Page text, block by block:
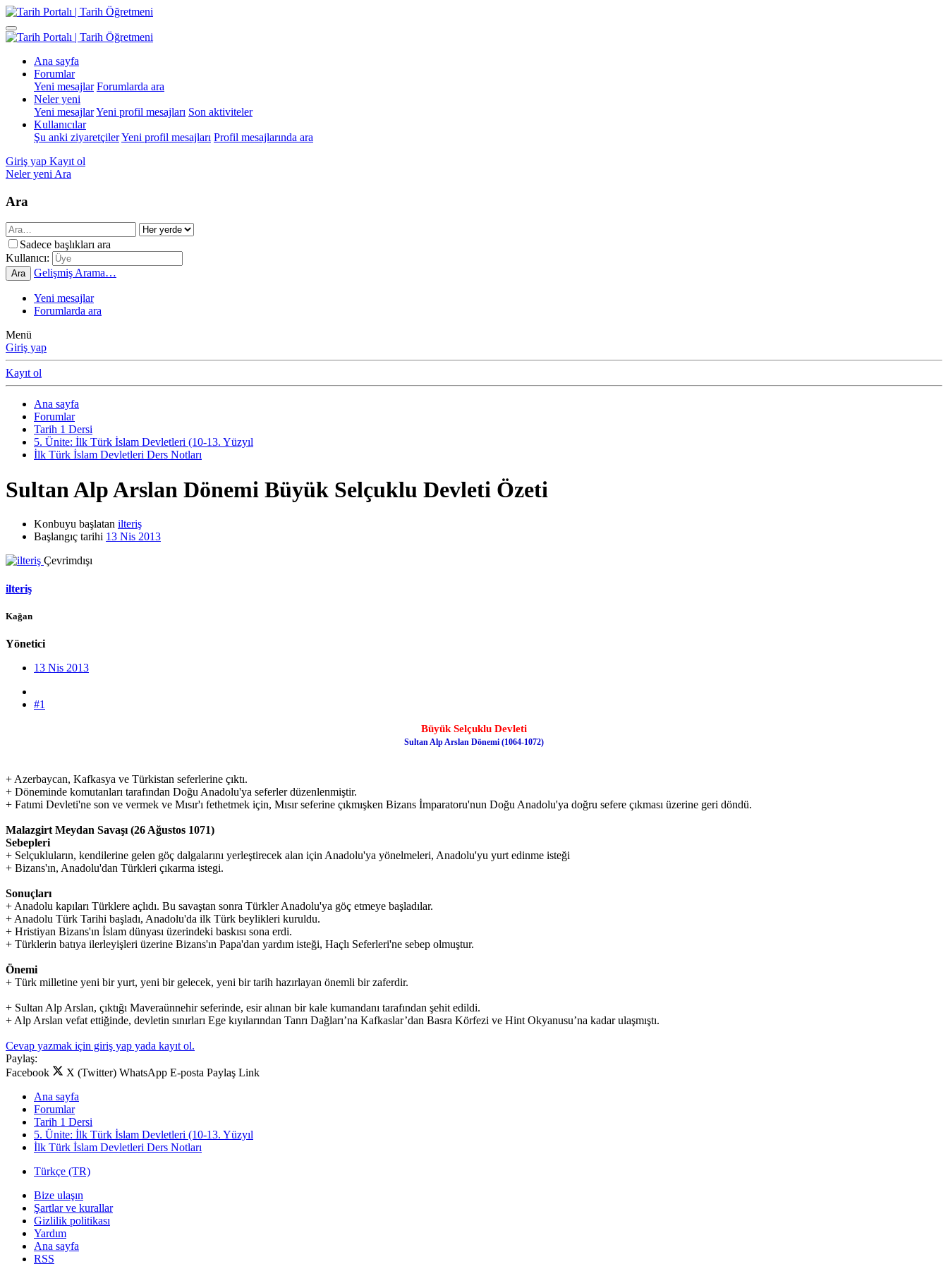
Ana sayfa
Forumlar
Yeni mesajlar Forumlarda ara
Neler yeni
Yeni mesajlarYeni profil mesajları Son aktiviteler
Kullanıcılar
Şu anki ziyaretçilerYeni profil mesajları Profil mesajlarında ara
Giriş yap Kayıt ol
Neler yeni Ara
Ara
Sadece başlıkları ara
Kullanıcı:
Ara Gelişmiş Arama…
Yeni mesajlar
Forumlarda ara
Menü
Giriş yap
Kayıt ol
Ana sayfa
Forumlar
Tarih 1 Dersi
5. Ünite: İlk Türk İslam Devletleri (10-13. Yüzyıl
İlk Türk İslam Devletleri Ders Notları
Sultan Alp Arslan Dönemi Büyük Selçuklu Devleti Özeti
Konbuyu başlatan ilteriş
Başlangıç tarihi 13 Nis 2013
Çevrimdışı
ilteriş
Kağan
Yönetici
13 Nis 2013
#1
Büyük Selçuklu Devleti
Sultan Alp Arslan Dönemi (1064-1072)
+ Azerbaycan, Kafkasya ve Türkistan seferlerine çıktı.
+ Döneminde komutanları tarafından Doğu Anadolu'ya seferler düzenlenmiştir.
+ Fatımi Devleti'ne son ve vermek ve Mısır'ı fethetmek için, Mısır seferine çıkmışken Bizans İmparatoru'nun Doğu Anadolu'ya doğru sefere çıkması üzerine geri döndü.
Malazgirt Meydan Savaşı (26 Ağustos 1071)
Sebepleri
+ Selçukluların, kendilerine gelen göç dalgalarını yerleştirecek alan için Anadolu'ya yönelmeleri, Anadolu'yu yurt edinme isteği
+ Bizans'ın, Anadolu'dan Türkleri çıkarma istegi.
Sonuçları
+ Anadolu kapıları Türklere açlıdı. Bu savaştan sonra Türkler Anadolu'ya göç etmeye başladılar.
+ Anadolu Türk Tarihi başladı, Anadolu'da ilk Türk beylikleri kuruldu.
+ Hristiyan Bizans'ın İslam dünyası üzerindeki baskısı sona erdi.
+ Türklerin batıya ilerleyişleri üzerine Bizans'ın Papa'dan yardım isteği, Haçlı Seferleri'ne sebep olmuştur.
Önemi
+ Türk milletine yeni bir yurt, yeni bir gelecek, yeni bir tarih hazırlayan önemli bir zaferdir.
+ Sultan Alp Arslan, çıktığı Maveraünnehir seferinde, esir alınan bir kale kumandanı tarafından şehit edildi.
+ Alp Arslan vefat ettiğinde, devletin sınırları Ege kıyılarından Tanrı Dağları’na Kafkaslar’dan Basra Körfezi ve Hint Okyanusu’na kadar ulaşmıştı.
Cevap yazmak için giriş yap yada kayıt ol.
Paylaş:
Facebook
X (Twitter) WhatsApp E-posta Paylaş Link
Ana sayfa
Forumlar
Tarih 1 Dersi
5. Ünite: İlk Türk İslam Devletleri (10-13. Yüzyıl
İlk Türk İslam Devletleri Ders Notları
Türkçe (TR)
Bize ulaşın
Şartlar ve kurallar
Gizlilik politikası
Yardım
Ana sayfa
RSS